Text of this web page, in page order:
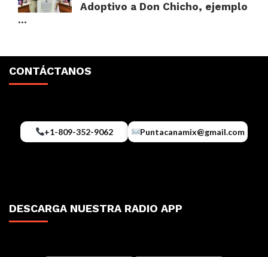
Adoptivo a Don Chicho, ejemplo
...
CONTÁCTANOS
+1-809-352-9062 Puntacanamix@gmail.com
DESCARGA NUESTRA RADIO APP